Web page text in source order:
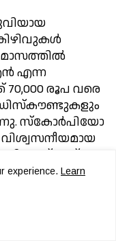
മാസത്തില്‍
എന്ന
രൂപ വരെ
ഡിസ്‌കൗണ്ടുകളും
സ്‌കോര്‍പിയോ
ഇത്
വരുന്നു.
എന്നിവ
experience. Learn